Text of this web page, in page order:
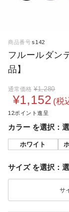
商品番号 s142
フルールダン
品】
通常価格 ¥1,280
¥1,152 税
12
カラー
ホワイト
サイズ